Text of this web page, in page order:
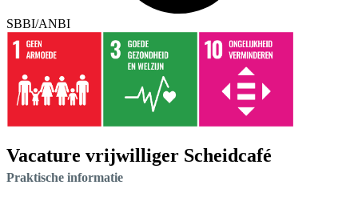
SBBI/ANBI
Vacature vrijwilliger Scheidcafé
Praktische informatie